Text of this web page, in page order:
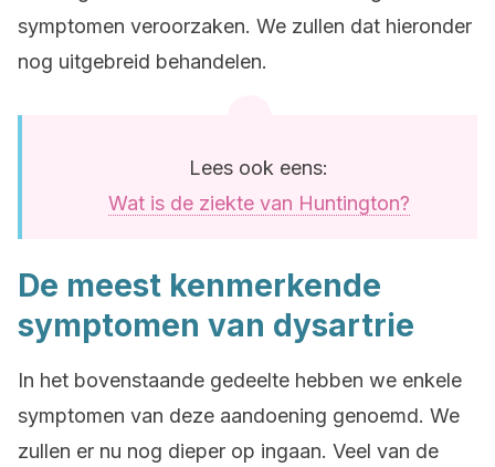
symptomen veroorzaken. We zullen dat hieronder
nog uitgebreid behandelen.
Lees ook eens:
Wat is de ziekte van Huntington?
De meest kenmerkende
symptomen van dysartrie
In het bovenstaande gedeelte hebben we enkele
symptomen van deze aandoening genoemd. We
zullen er nu nog dieper op ingaan. Veel van de